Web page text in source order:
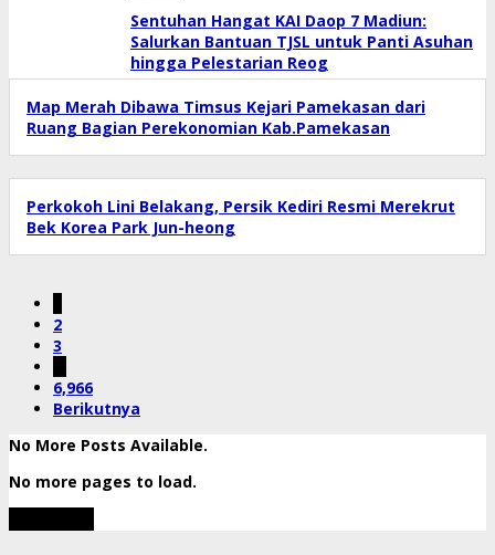
Sentuhan Hangat KAI Daop 7 Madiun:
Salurkan Bantuan TJSL untuk Panti Asuhan
hingga Pelestarian Reog
Map Merah Dibawa Timsus Kejari Pamekasan dari
Ruang Bagian Perekonomian Kab.Pamekasan
Perkokoh Lini Belakang, Persik Kediri Resmi Merekrut
Bek Korea Park Jun-heong
2
3
6,966
Berikutnya
No More Posts Available.
No more pages to load.